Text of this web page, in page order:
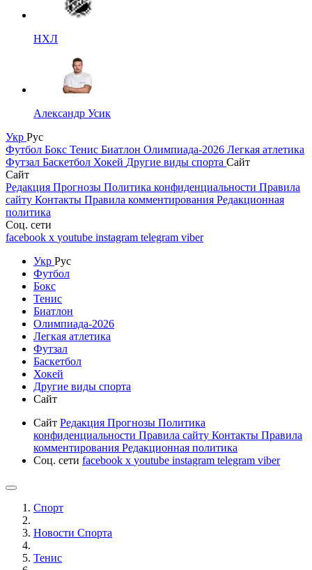
НХЛ
Александр Усик
Укр Рус
Футбол Бокс Тенис Биатлон Олимпиада-2026 Легкая атлетика
Футзал Баскетбол Хокей Другие виды спорта Сайт
Сайт
Редакция Прогнозы Политика конфиденциальности Правила
сайту Контакты Правила комментирования Редакционная
политика
Соц. сети
facebook x youtube instagram telegram viber
Укр Рус
Футбол
Бокс
Тенис
Биатлон
Олимпиада-2026
Легкая атлетика
Футзал
Баскетбол
Хокей
Другие виды спорта
Сайт
Сайт Редакция Прогнозы Политика
конфиденциальности Правила сайту Контакты Правила
комментирования Редакционная политика
Соц. сети facebook x youtube instagram telegram viber
Спорт
Новости Cпорта
Тенис